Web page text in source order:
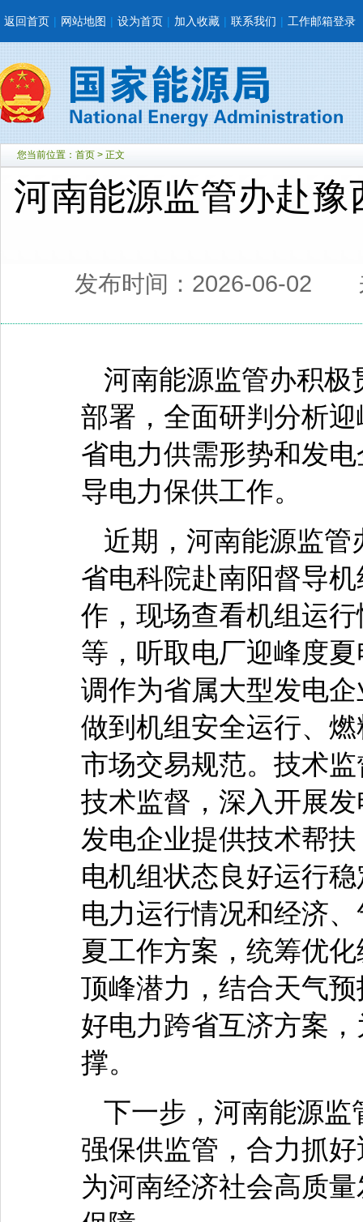
返回首页 | 网站地图 | 设为首页 | 加入收藏 | 联系我们 | 工作邮箱登录
您当前位置： 首页 > 正文
河南能源监管办赴
发布时间：2026-06-02
河南能源监管办积
部署，全面研判分析
省电力供需形势和发
导电力保供工作。
近期，河南能源监
省电科院赴南阳督导
作，现场查看机组运
等，听取电厂迎峰度
调作为省属大型发电
做到机组安全运行、
市场交易规范。技术
技术监督，深入开展
发电企业提供技术帮
电机组状态良好运行
电力运行情况和经济
夏工作方案，统筹优
顶峰潜力，结合天气
好电力跨省互济方案
撑。
下一步，河南能源
强保供监管，合力抓
为河南经济社会高质